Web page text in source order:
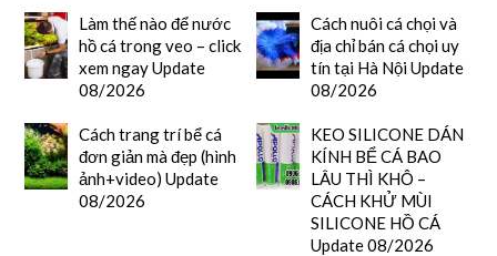
Làm thế nào để nước
hồ cá trong veo – click
xem ngay Update
08/2026
Cách nuôi cá chọi và
địa chỉ bán cá chọi uy
tín tại Hà Nội Update
08/2026
Cách trang trí bể cá
đơn giản mà đẹp (hình
ảnh+video) Update
08/2026
KEO SILICONE DÁN
KÍNH BỂ CÁ BAO
LÂU THÌ KHÔ –
CÁCH KHỬ MÙI
SILICONE HỒ CÁ
Update 08/2026